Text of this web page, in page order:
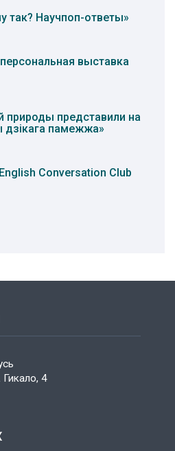
так? Научпоп-ответы»
выставка
природы представили на
дзікага памежжа»
Conversation Club
4